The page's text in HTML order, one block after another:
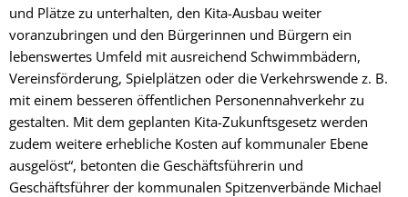
und Plätze zu unterhalten, den Kita-Ausbau weiter
voranzubringen und den Bürgerinnen und Bürgern ein
lebenswertes Umfeld mit ausreichend Schwimmbädern,
Vereinsförderung, Spielplätzen oder die Verkehrswende z. B.
mit einem besseren öffentlichen Personennahverkehr zu
gestalten. Mit dem geplanten Kita-Zukunftsgesetz werden
zudem weitere erhebliche Kosten auf kommunaler Ebene
ausgelöst“, betonten die Geschäftsführerin und
Geschäftsführer der kommunalen Spitzenverbände Michael